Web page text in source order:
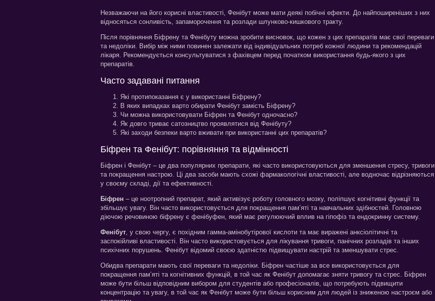
Незважаючи на його корисні властивості, Фенібут може мати деякі побічні ефекти. До найпоширеніших з них
відносяться сонливість, запаморочення та розлади шлунково-кишкового тракту.
Після порівняння Біфрену та Фенібуту можна зробити висновок, що кожен з цих препаратів має свої переваги
та недоліки. Вибір між ними повинен залежати від індивідуальних потреб кожної людини та рекомендацій
лікаря. Рекомендується консультуватися з фахівцем перед початком використання будь-якого з цих
препаратів.
Часто задавані питання
Які протипоказання є у використанні Біфрену?
В яких випадках варто обирати Фенібут замість Біфрену?
Чи можна використовувати Біфрен та Фенібут одночасно?
Як довго триває сатозництво проявлятися від Фенібуту?
Які заходи безпеки варто вживати при використанні цих препаратів?
Біфрен та Фенібут: порівняння та відмінності
Біфрен і Фенібут – це два популярних препарати, які часто використовуються для зменшення стресу, тривоги
та покращення настрою. Ці два засоби мають схожі фармакологічні властивості, але водночас відрізняються
у своєму складі, дії та ефективності.
Біфрен – це ноотропний препарат, який активізує роботу головного мозку, поліпшує когнітивні функції та
збільшує увагу. Він часто використовується для покращення пам’яті та навчальних здібностей. Головною
діючою речовиною біфрену є фенібуфен, який має регулюючий вплив на гіпофіз та ендокринну систему.
Фенібут , у свою чергу, є похідним гамма-амінобутірової кислоти та має виражені анксіолітичні та
заспокійливі властивості. Він часто використовується для лікування тривоги, панічних розладів та інших
психічних порушень. Фенібут відомий своєю здатністю підвищувати настрій та зменшувати стрес.
Обидва препарати мають свої переваги та недоліки. Біфрен частіше за все використовується для
покращення пам’яті та когнітивних функцій, в той час як Фенібут допомагає зняти тривогу та стрес. Біфрен
може бути більш відповідним вибором для студентів або професіоналів, що потребують підвищити
концентрацію та увагу, в той час як Фенібут може бути більш корисним для людей із зниженою настроєм або